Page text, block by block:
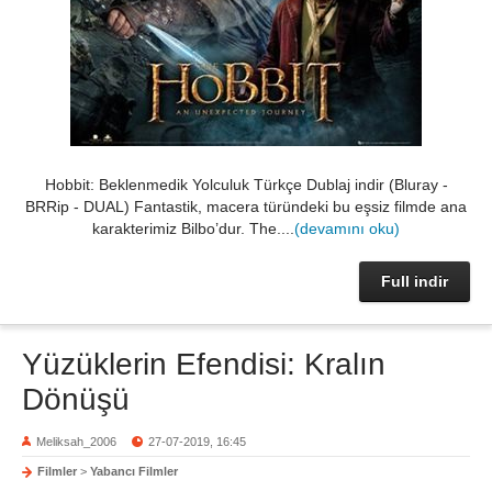
Hobbit: Beklenmedik Yolculuk Türkçe Dublaj indir (Bluray -
BRRip - DUAL) Fantastik, macera türündeki bu eşsiz filmde ana
karakterimiz Bilbo’dur. The.... (devamını oku)
Full indir
Yüzüklerin Efendisi: Kralın
Dönüşü
Meliksah_2006 27-07-2019, 16:45
Filmler > Yabancı Filmler